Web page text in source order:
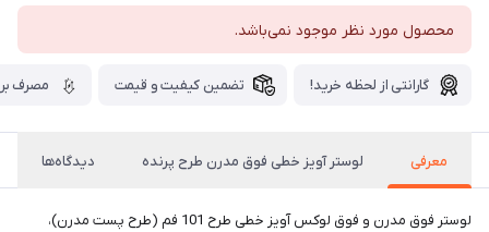
محصول مورد نظر موجود نمی‌باشد.
گارانتی از لحظه خرید! تضمین کیفیت و قیمت مصرف
معرفی لوستر آویز خطی فوق مدرن طرح پرنده دیدگاه‌ها
لوستر فوق مدرن و فوق لوکس آویز خطی طرح 101 فم (طرح پست مدرن)،